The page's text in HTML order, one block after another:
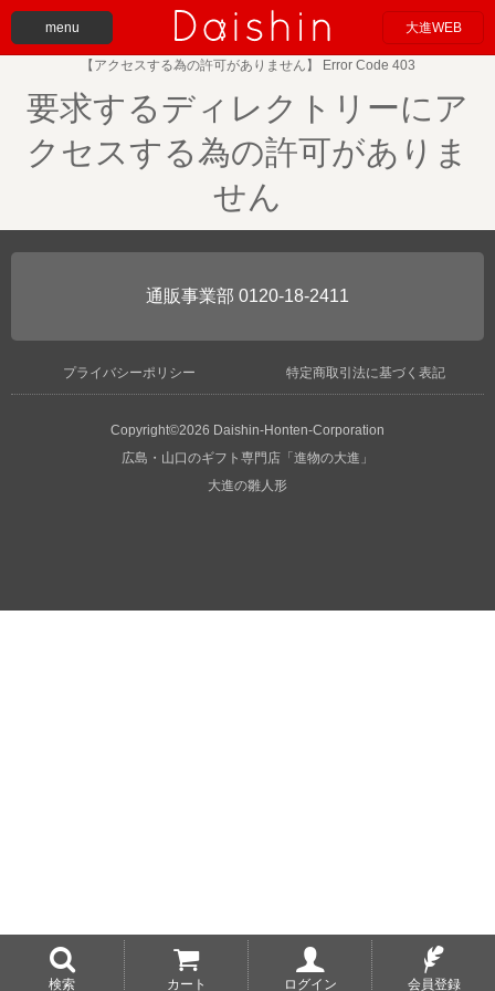
menu 大進WEB
検索 カート ログイン 会員登録
【アクセスする為の許可がありません】 Error Code 403
要求するディレクトリーにア
クセスする為の許可がありま
せん
0120-18-2411
プライバシーポリシー 特定商取引法に基づく表記
Copyright©2026 Daishin-Honten-Corporation
広島・山口のギフト専門店「進物の大進」
大進の雛人形